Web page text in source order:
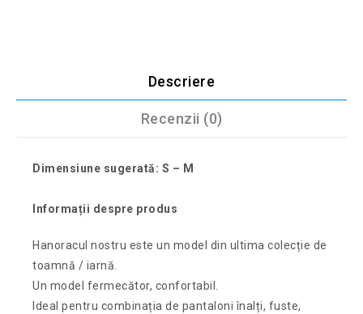
Descriere
Recenzii (0)
Dimensiune sugerată: S – M
Informații despre produs
Hanoracul nostru este un model din ultima colecție de
toamnă / iarnă.
Un model fermecător, confortabil.
Ideal pentru combinația de pantaloni înalți, fuste,